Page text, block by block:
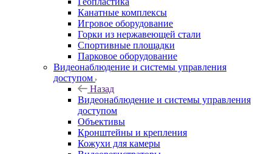
Канатные комплексы
Игровое оборудование
Горки из нержавеющей стали
Спортивные площадки
Парковое оборудование
Видеонаблюдение и системы управления
доступом
Назад
Видеонаблюдение и системы управления
доступом
Объективы
Кронштейны и крепления
Кожухи для камеры